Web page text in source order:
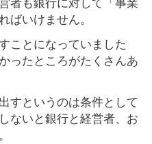
ばいけません。
ことになっていました
ったところがたくさんあ
すというのは条件として
ないと銀行と経営者、お